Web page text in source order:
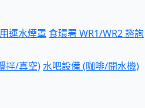
運水煙罩 食環署 WR1/WR2 諮詢
拌/真空)水吧設備 (咖啡/開水機)